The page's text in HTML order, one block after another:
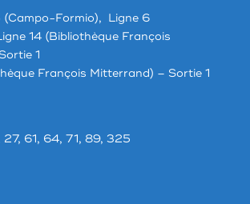
Formio), Ligne 6
14 (Bibliothèque François
1
François Mitterrand) – Sortie 1
61, 64, 71, 89, 325